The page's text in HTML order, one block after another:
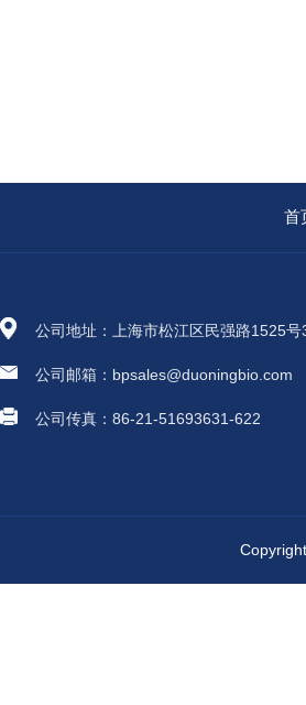
首
公司地址：上海市松江区民强路1525号
公司邮箱：bpsales@duoningbio.com
公司传真：86-21-51693631-622